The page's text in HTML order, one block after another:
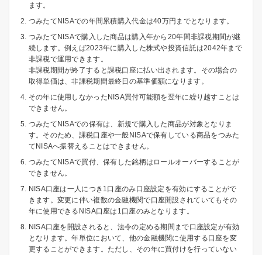
ます。
つみたてNISAでの年間累積購入代金は40万円までとなります。
つみたてNISAで購入した商品は購入年から20年間非課税期間が継
続します。例えば2023年に購入した株式や投資信託は2042年まで
非課税で運用できます。
非課税期間が終了すると課税口座に払い出されます。その場合の
取得単価は、非課税期間最終日の基準価額になります。
その年に使用しなかったNISA買付可能額を翌年に繰り越すことは
できません。
つみたてNISAでの保有は、新規で購入した商品が対象となりま
す。そのため、課税口座や一般NISAで保有している商品をつみた
てNISAへ振替えることはできません。
つみたてNISAで買付、保有した銘柄はロールオーバーすることが
できません。
NISA口座は一人につき1口座のみ口座設定を有効にすることがで
きます。変更に伴い複数の金融機関で口座開設されていてもその
年に使用できるNISA口座は1口座のみとなります。
NISA口座を開設されると、法令の定める期間まで口座設定が有効
となります。年単位において、他の金融機関に使用する口座を変
更することができます。ただし、その年に買付けを行っていない